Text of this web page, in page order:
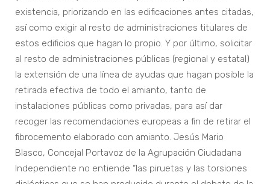
existencia, priorizando en las edificaciones antes citadas,
así como exigir al resto de administraciones titulares de
estos edificios que hagan lo propio. Y por último, solicitar
al resto de administraciones públicas (regional y estatal)
la extensión de una línea de ayudas que hagan posible la
retirada efectiva de todo el amianto, tanto de
instalaciones públicas como privadas, para así dar
recoger las recomendaciones europeas a fin de retirar el
fibrocemento elaborado con amianto. Jesús Mario
Blasco, Concejal Portavoz de la Agrupación Ciudadana
Independiente no entiende “las piruetas y las torsiones